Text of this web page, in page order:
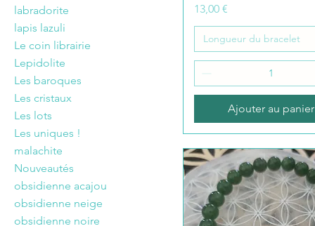
labradorite
lapis lazuli
Le coin librairie
Lepidolite
Les baroques
Les cristaux
Les lots
Les uniques !
malachite
Nouveautés
obsidienne acajou
obsidienne neige
obsidienne noire
Prix
13,00 €
Longueur du bracelet
Ajouter au panier